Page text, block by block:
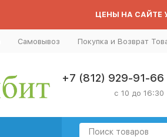
ЦЕНЫ НА САЙТЕ
Самовывоз Покупка и Возврат
+7 (812) 929-91-66
с 10 до 16:30